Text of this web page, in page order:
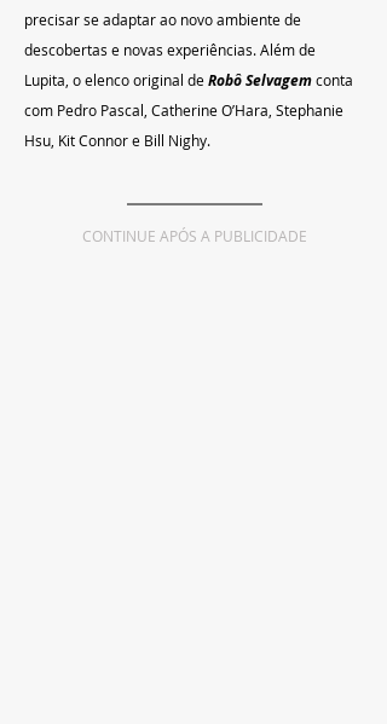
precisar se adaptar ao novo ambiente de
descobertas e novas experiências. Além de
Lupita, o elenco original de Robô Selvagem conta
com Pedro Pascal, Catherine O’Hara, Stephanie
Hsu, Kit Connor e Bill Nighy.
CONTINUE APÓS A PUBLICIDADE